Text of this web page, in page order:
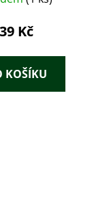
39 Kč
KOŠÍKU